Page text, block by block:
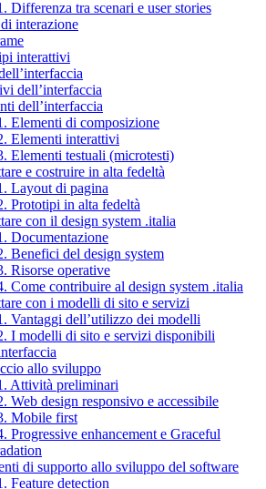
Differenza tra scenari e user stories
interazione
interattivi
dell’interfaccia
dell’interfaccia
Elementi di composizione
Elementi interattivi
Elementi testuali (microtesti)
e costruire in alta fedeltà
Layout di pagina
Prototipi in alta fedeltà
con il design system .italia
Documentazione
Benefici del design system
Risorse operative
Come contribuire al design system .italia
con i modelli di sito e servizi
Vantaggi dell’utilizzo dei modelli
I modelli di sito e servizi disponibili
allo sviluppo
Attività preliminari
Web design responsivo e accessibile
Mobile first
Progressive enhancement e Graceful
di supporto allo sviluppo del software
Feature detection